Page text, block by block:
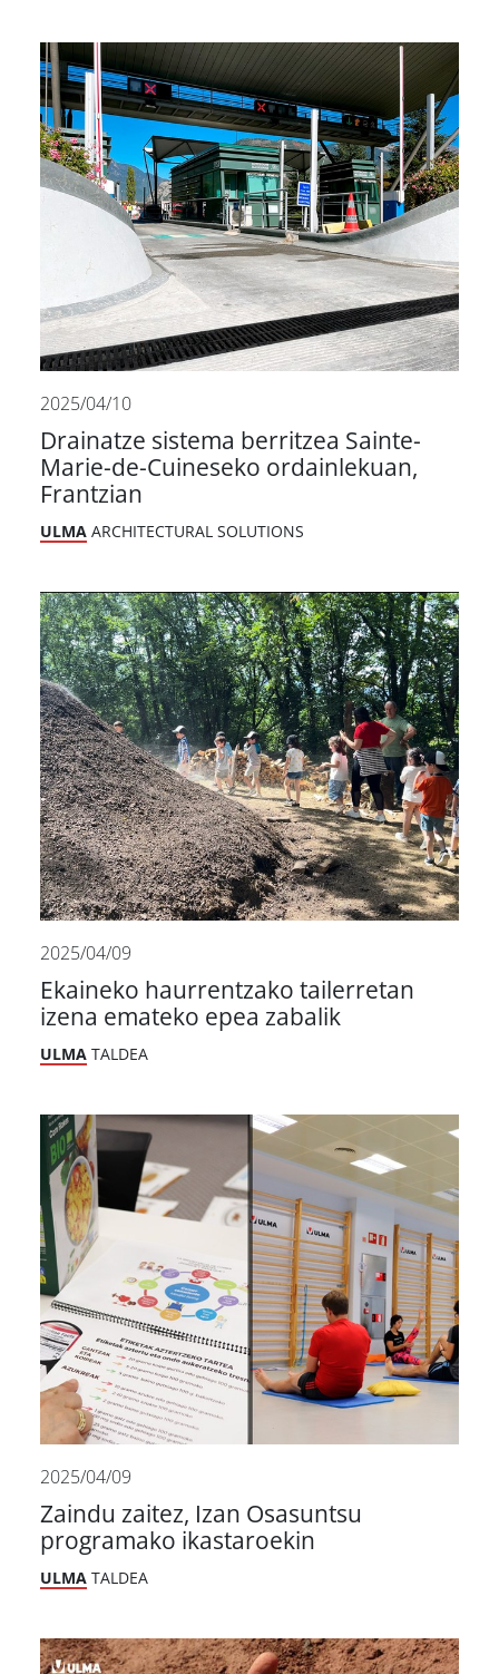
2025/04/10
Drainatze sistema berritzea Sainte-
Marie-de-Cuineseko ordainlekuan,
Frantzian
ULMA ARCHITECTURAL SOLUTIONS
2025/04/09
Ekaineko haurrentzako tailerretan
izena emateko epea zabalik
ULMA TALDEA
2025/04/09
Zaindu zaitez, Izan Osasuntsu
programako ikastaroekin
ULMA TALDEA